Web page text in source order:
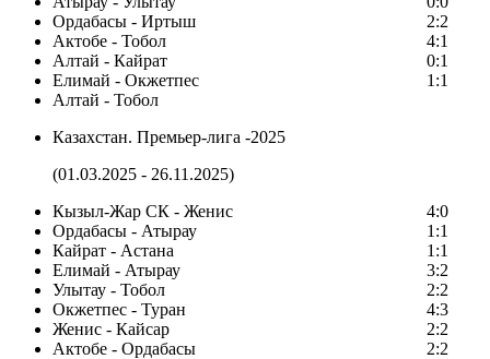
Ордабасы - Иртыш
2:2
Актобе - Тобол
4:1
Алтай - Кайрат
0:1
Елимай - Окжетпес
1:1
Алтай - Тобол
Казахстан. Премьер-лига -2025
(01.03.2025 - 26.11.2025)
Кызыл-Жар СК - Женис
4:0
Ордабасы - Атырау
1:1
Кайрат - Астана
1:1
Елимай - Атырау
3:2
Улытау - Тобол
2:2
Окжетпес - Туран
4:3
Женис - Кайсар
2:2
Актобе - Ордабасы
2:2